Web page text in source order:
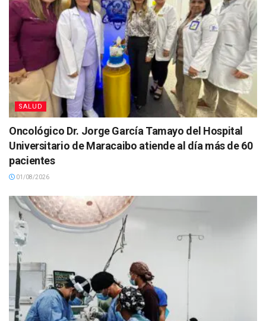
SALUD
Oncológico Dr. Jorge García Tamayo del Hospital
Universitario de Maracaibo atiende al día más de 60
pacientes
01/08/2026